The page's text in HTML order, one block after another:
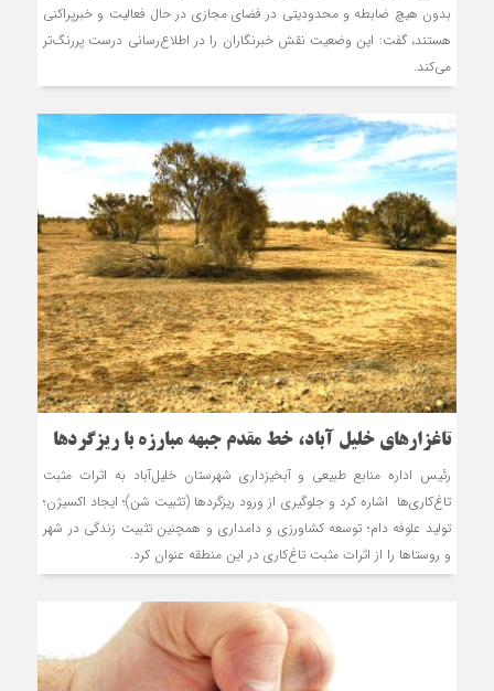
بدون هیچ ضابطه و محدودیتی در فضای مجازی در حال فعالیت و خبرپراکنی
هستند، گفت: این وضعیت نقش خبرنگاران را در اطلاع‌رسانی درست پررنگ‌تر
می‌کند.
تاغزارهای خلیل ‏آباد، خط مقدم جبهه مبارزه با ریزگردها
رئیس اداره منابع طبیعی و آبخیزداری شهرستان خلیل‌آباد به اثرات مثبت
تاغ‌کاری‌ها اشاره کرد و جلوگیری از ورود ریزگردها (تثبیت شن)؛ ایجاد اکسیژن؛
تولید علوفه دام؛ توسعه کشاورزی و دامداری و همچنین تثبیت زندگی در شهر
و روستاها را از اثرات مثبت تاغ‌کاری در این منطقه عنوان کرد.